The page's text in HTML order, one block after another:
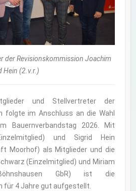
der Revisionskommission Joachim
Hein (2.v.r.)
und Stellvertreter der
folgte im Anschluss an die Wahl
Bauernverbandstag 2026. Mit
und Sigrid Hein
Moorhof) als Mitglieder und die
(Einzelmitglied) und Miriam
GbR) ist die
für 4 Jahre gut aufgestellt.